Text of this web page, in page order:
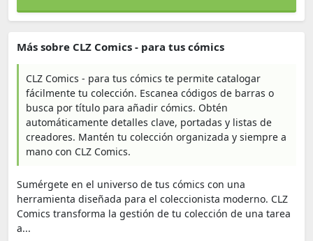
Más sobre CLZ Comics - para tus cómics
CLZ Comics - para tus cómics te permite catalogar
fácilmente tu colección. Escanea códigos de barras o
busca por título para añadir cómics. Obtén
automáticamente detalles clave, portadas y listas de
creadores. Mantén tu colección organizada y siempre a
mano con CLZ Comics.
Sumérgete en el universo de tus cómics con una
herramienta diseñada para el coleccionista moderno. CLZ
Comics transforma la gestión de tu colección de una tarea
a...